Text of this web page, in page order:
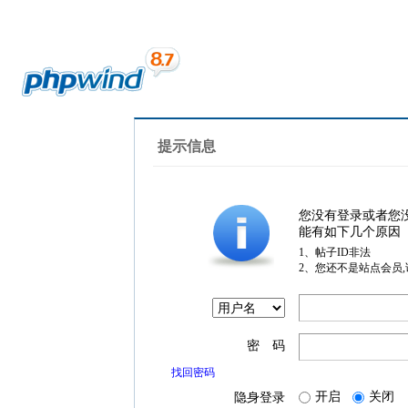
提示信息
您没有登录或者您
能有如下几个原因
1、帖子ID非法
2、您还不是站点会员
密 码
找回密码
隐身登录 开启 关闭